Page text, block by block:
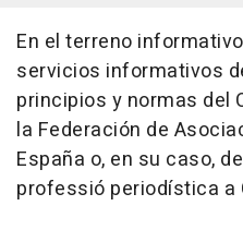
En el terreno
servicios informativos
principios y normas del
la Federación de
España o, en su caso,
professió periodística a